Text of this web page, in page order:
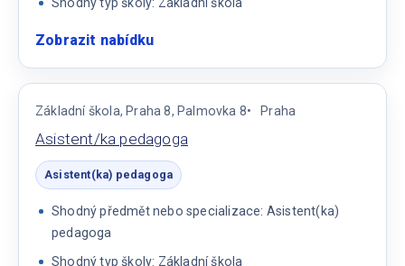
Zobrazit nabídku:
pedagoga
na
stupni
základní
školy
Základní škola, Praha 8, Palmovka 8 Praha
Asistent/ka pedagoga
Asistent(ka) pedagoga
Shodný předmět nebo specializace: Asistent(ka)
pedagoga
Shodný typ školy: Základní škola